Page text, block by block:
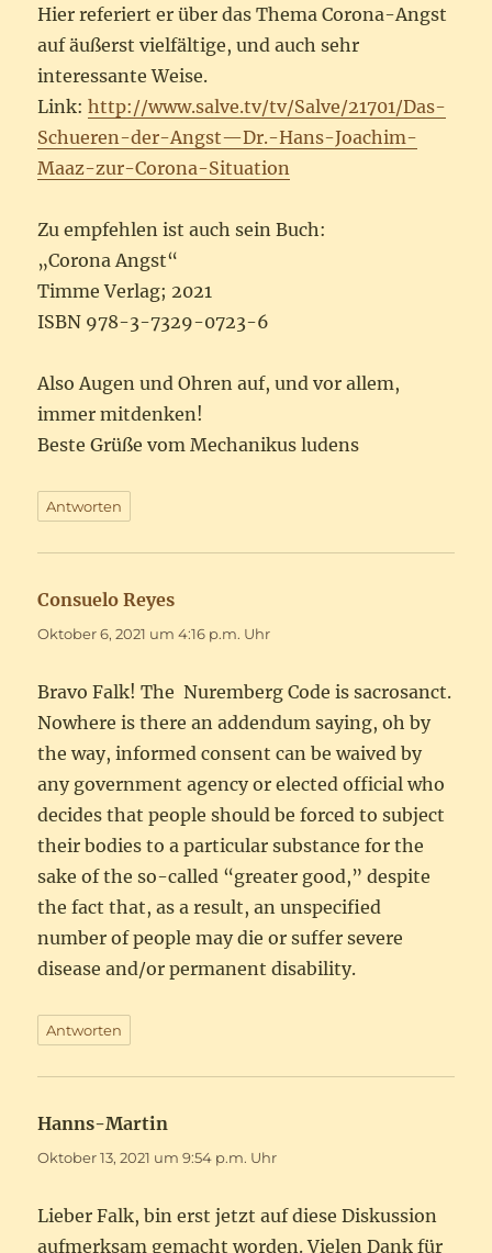
Hier referiert er über das Thema Corona-Angst
auf äußerst vielfältige, und auch sehr
interessante Weise.
Link:http://www.salve.tv/tv/Salve/21701/Das-
Schueren-der-Angst—Dr.-Hans-Joachim-
Maaz-zur-Corona-Situation
Zu empfehlen ist auch sein Buch:
„Corona Angst“
Timme Verlag; 2021
ISBN 978-3-7329-0723-6
Also Augen und Ohren auf, und vor allem,
immer mitdenken!
Beste Grüße vom Mechanikus ludens
Antworten
Consuelo Reyes
Oktober 6, 2021 um 4:16 p.m. Uhr
Bravo Falk! The Nuremberg Code is sacrosanct.
Nowhere is there an addendum saying, oh by
the way, informed consent can be waived by
any government agency or elected official who
decides that people should be forced to subject
their bodies to a particular substance for the
sake of the so-called “greater good,” despite
the fact that, as a result, an unspecified
number of people may die or suffer severe
disease and/or permanent disability.
Antworten
Hanns-Martin
Oktober 13, 2021 um 9:54 p.m. Uhr
Lieber Falk, bin erst jetzt auf diese Diskussion
aufmerksam gemacht worden. Vielen Dank für